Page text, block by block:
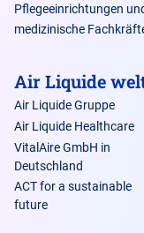
Pflegeeinrichtungen
medizinische
Air Liquide
Air Liquide Gruppe
Air Liquide Healthcare
VitalAire GmbH in
Deutschland
ACT for a sustainable
future